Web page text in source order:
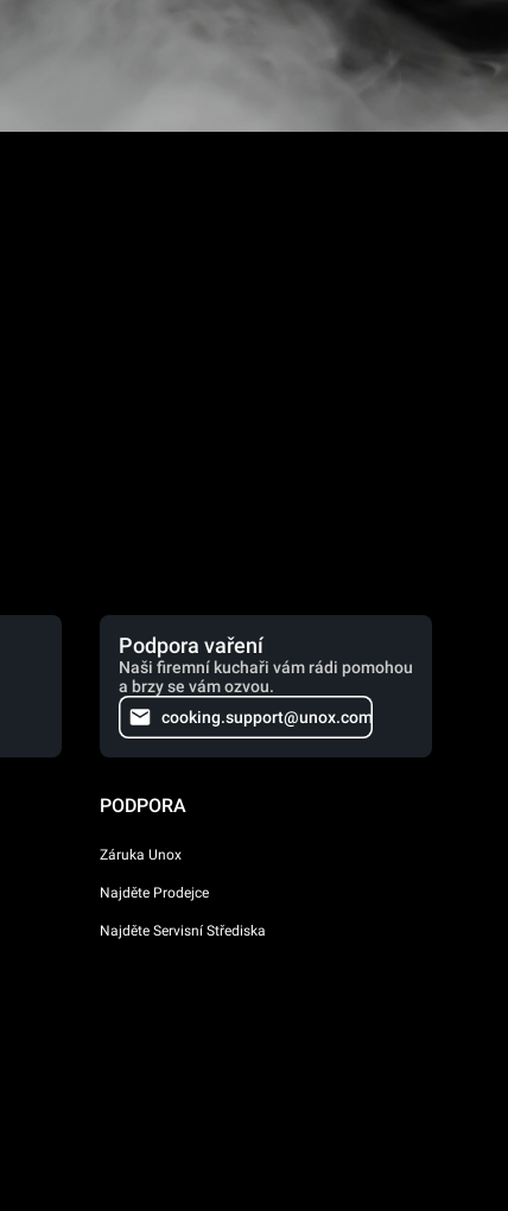
Podpora vaření
Naši firemní kuchaři vám rádi pomohou
a brzy se vám ozvou.
cooking.support@unox.com
PODPORA
Záruka Unox
Najděte Prodejce
Najděte Servisní Střediska